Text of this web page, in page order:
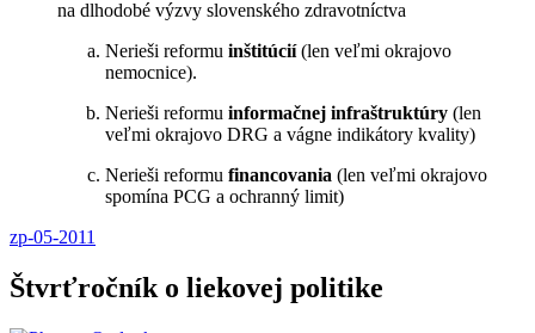
na dlhodobé výzvy slovenského zdravotníctva
Nerieši reformu inštitúcií(len veľmi okrajovo
nemocnice).
Nerieši reformu informačnej infraštruktúry (len
veľmi okrajovo DRG a vágne indikátory kvality)
Nerieši reformu financovania (len veľmi okrajovo
spomína PCG a ochranný limit)
zp-05-2011
Štvrťročník o liekovej politike